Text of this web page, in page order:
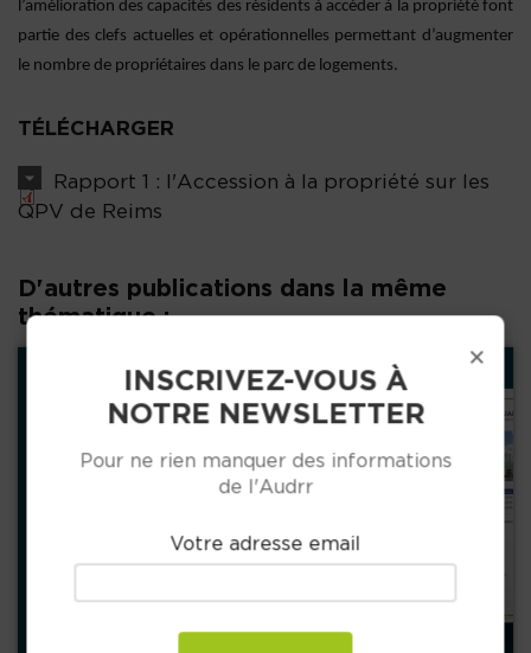
l’amélioration des capacités des résidents à accéder à la propriété font
partie des clefs actuelles et opérationnelles permettant d’augmenter
le nombre de propriétaires dans le parc de logements.
TÉLÉCHARGER
Rapport 1 : l'Accession à la propriété sur les
QPV de Reims
D'autres publications dans la même
thématique :
Précédent
×
INSCRIVEZ-VOUS À
NOTRE NEWSLETTER
Pour ne rien manquer des informations
de l'Audrr
Votre adresse email